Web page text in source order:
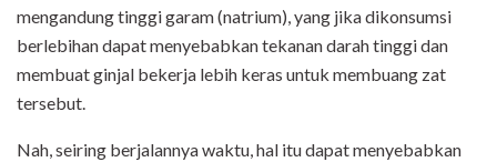
mengandung tinggi garam (natrium), yang jika dikonsumsi
berlebihan dapat menyebabkan tekanan darah tinggi dan
membuat ginjal bekerja lebih keras untuk membuang zat
tersebut.
Nah, seiring berjalannya waktu, hal itu dapat menyebabkan